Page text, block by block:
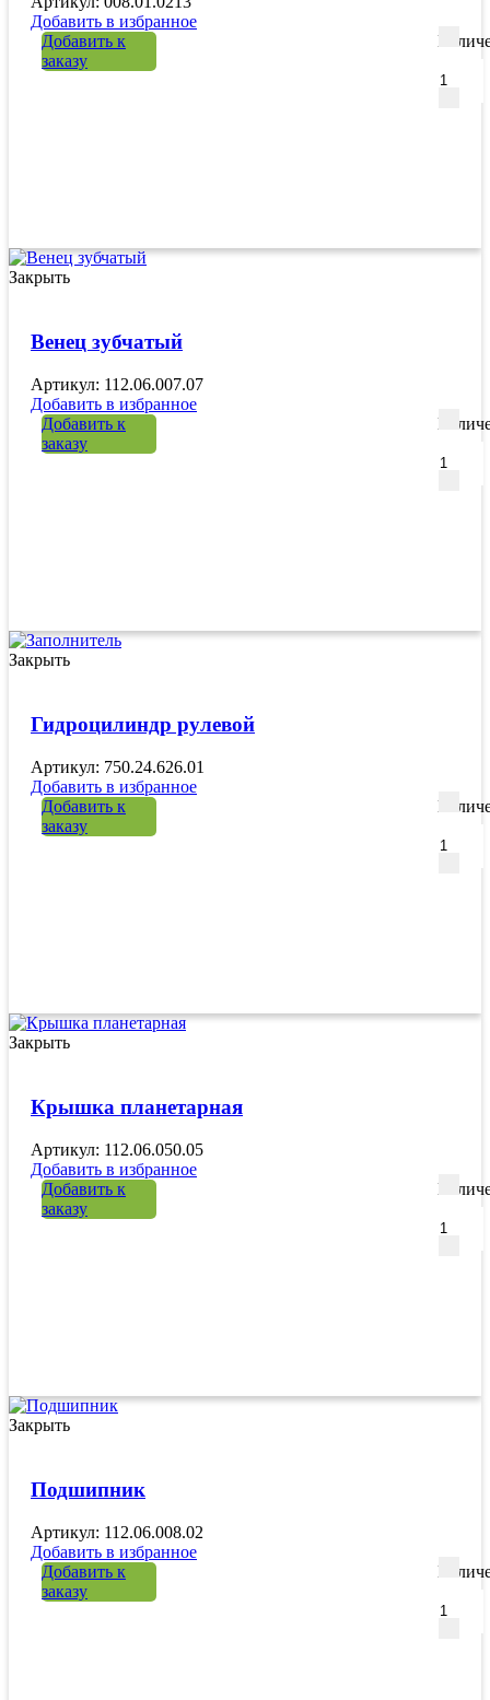
Добавить в избранное
Добавить к
заказу
Закрыть
Венец зубчатый
Артикул: 112.06.007.07
Добавить в избранное
Добавить к
заказу
Закрыть
Гидроцилиндр рулевой
Артикул: 750.24.626.01
Добавить в избранное
Добавить к
заказу
Закрыть
Крышка планетарная
Артикул: 112.06.050.05
Добавить в избранное
Добавить к
заказу
Закрыть
Подшипник
Артикул: 112.06.008.02
Добавить в избранное
Добавить к
заказу